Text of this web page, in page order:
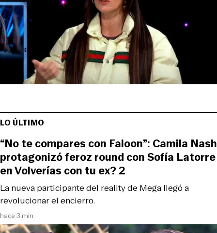
LO ÚLTIMO
hace 3 min
La nueva participante del reality de Mega llegó a
revolucionar el encierro.
“No te compares con Faloon”: Camila Nash
protagonizó feroz round con Sofía Latorre
en Volverías con tu ex? 2